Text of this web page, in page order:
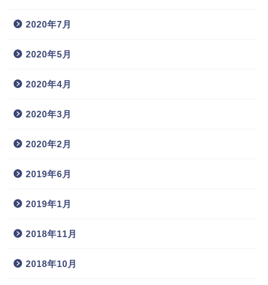
2020年7月
2020年5月
2020年4月
2020年3月
2020年2月
2019年6月
2019年1月
2018年11月
2018年10月